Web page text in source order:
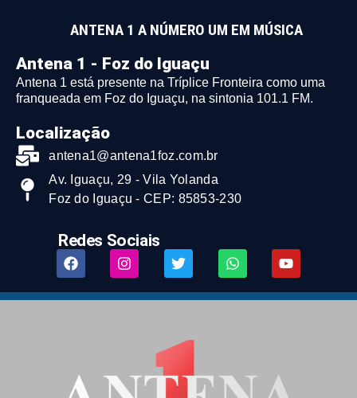
ANTENA 1 A NÚMERO UM EM MÚSICA
Antena 1 - Foz do Iguaçu
Antena 1 está presente na Tríplice Fronteira como uma
franqueada em Foz do Iguaçu, na sintonia 101.1 FM.
Localização
antena1@antena1foz.com.br
Av. Iguaçu, 29 - Vila Yolanda
Foz do Iguaçu - CEP: 85853-230
Redes Sociais